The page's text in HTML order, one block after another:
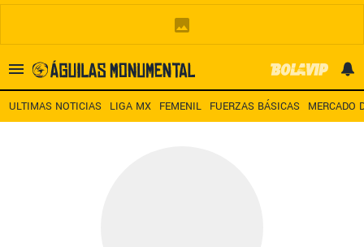
Es tendencia: Noticias América HOY América – San Diego TV
ULTIMAS NOTICIAS LIGA MX FEMENIL FUERZAS BÁSICAS MERCADO